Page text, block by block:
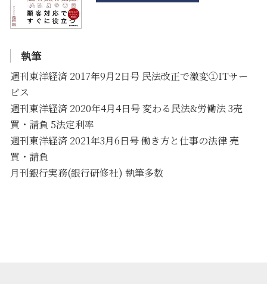
執筆
週刊東洋経済 2017年9月2日号 民法改正で激変①ITサー
ビス
週刊東洋経済 2020年4月4日号 変わる民法&労働法 3売
買・請負 5法定利率
週刊東洋経済 2021年3月6日号 働き方と仕事の法律 売
買・請負
月刊銀行実務(銀行研修社) 執筆多数